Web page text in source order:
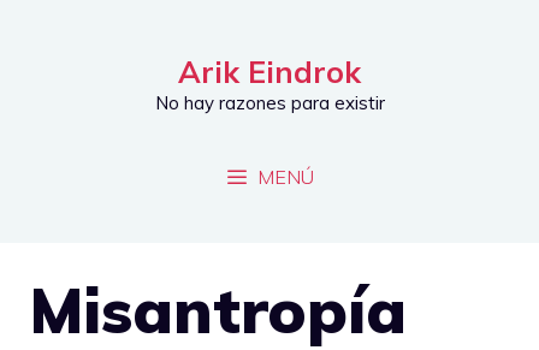
Arik Eindrok
No hay razones para existir
MENÚ
Misantropía